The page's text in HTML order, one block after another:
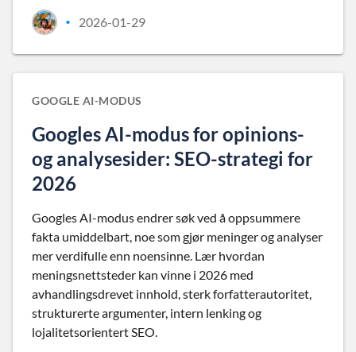
• 2026-01-29
GOOGLE AI-MODUS
Googles AI-modus for opinions-
og analysesider: SEO-strategi for
2026
Googles AI-modus endrer søk ved å oppsummere
fakta umiddelbart, noe som gjør meninger og analyser
mer verdifulle enn noensinne. Lær hvordan
meningsnettsteder kan vinne i 2026 med
avhandlingsdrevet innhold, sterk forfatterautoritet,
strukturerte argumenter, intern lenking og
lojalitetsorientert SEO.